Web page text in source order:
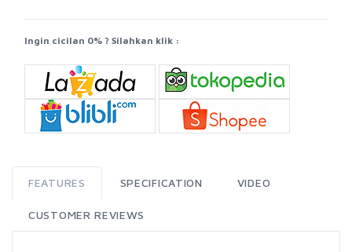
Ingin cicilan 0% ? Silahkan klik :
FEATURES SPECIFICATION VIDEO
CUSTOMER REVIEWS